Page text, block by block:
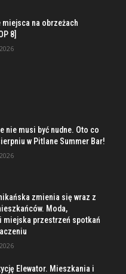
miejsca na obrzeżach
8]
nie musi być nudne. Oto co
w Pitlane Summer Bar!
zmienia się wraz z
Moda,
miejska przestrzeń spotkań
Elewator. Mieszkania i